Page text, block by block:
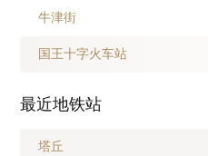
牛津街
国王十字火车站
最近地铁站
塔丘